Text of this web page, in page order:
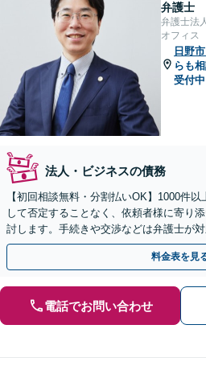
弁護士
弁護士法
オフィス
日野市
らも
受付中
法人・ビジネスの債務
【初回相談無料・分割払いOK】1000件
して否定することなく、依頼者様に寄り
討します。手続きや交渉などは弁護士が
緒に頑張りましょう【休日・夜間相談可
料金表を見
電話でお問い合わせ